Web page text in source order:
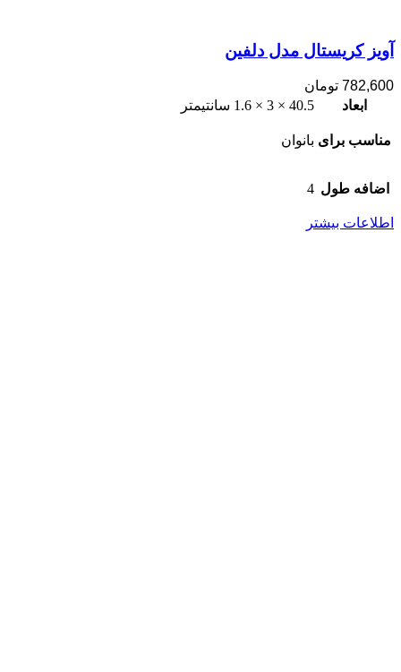
آویز کریستال مدل دلفین
782,600 تومان
ابعاد
40.5 × 3 × 1.6 سانتیمتر
مناسب برای بانوان
اضافه طول 4
اطلاعات بیشتر